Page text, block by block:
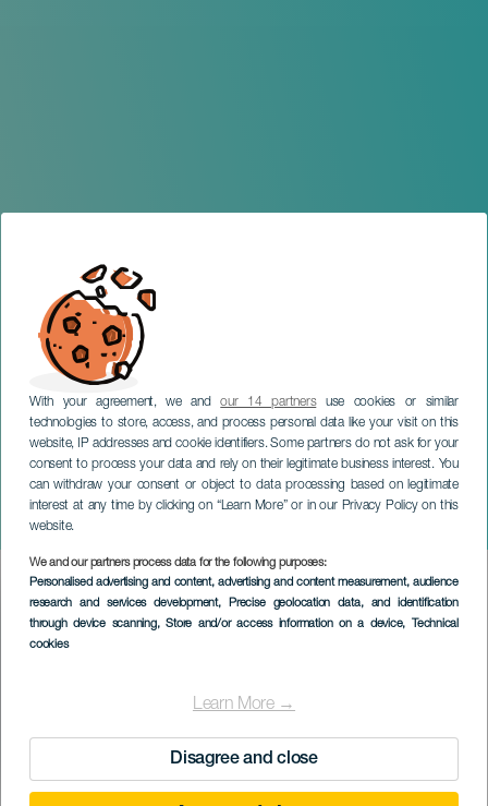
With your agreement, we andour 14 partnersuse cookies or similar
technologies to store, access, and process personal data like your visit on this
website, IP addresses and cookie identifiers. Some partners do not ask for your
consent to process your data and rely on their legitimate business interest. You
can withdraw your consent or object to data processing based on legitimate
interest at any time by clicking on “Learn More” or in our Privacy Policy on this
website.
We and our partners process data for the following purposes:
Personalised advertising and content, advertising and content measurement, audience
research and services development, Precise geolocation data, and identification
through device scanning, Store and/or access information on a device, Technical
cookies
Learn More →
Disagree and close
Fiestas de Güime
LANZAROTE
Imagen
Listado